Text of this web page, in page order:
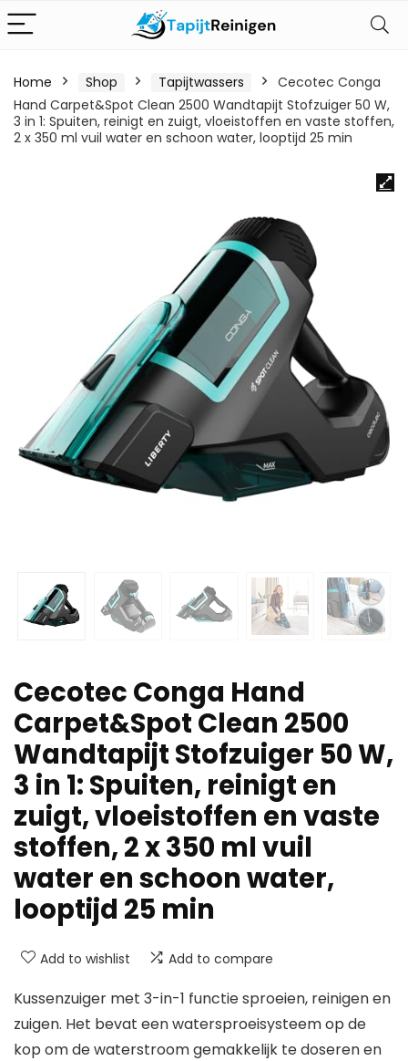
Home Shop Tapijtwassers
Cecotec Conga
Hand Carpet&Spot Clean 2500 Wandtapijt Stofzuiger 50 W,
3 in 1: Spuiten, reinigt en zuigt, vloeistoffen en vaste stoffen,
2 x 350 ml vuil water en schoon water, looptijd 25 min
Cecotec Conga Hand
Carpet&Spot Clean 2500
Wandtapijt Stofzuiger 50 W,
3 in 1: Spuiten, reinigt en
zuigt, vloeistoffen en vaste
stoffen, 2 x 350 ml vuil
water en schoon water,
looptijd 25 min
Add to wishlist Add to compare
Kussenzuiger met 3-in-1 functie sproeien, reinigen en
zuigen. Het bevat een watersproeisysteem op de
kop om de waterstroom gemakkelijk te doseren en